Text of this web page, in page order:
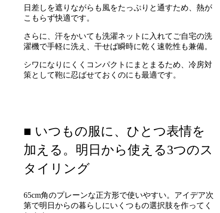
日差しを遮りながらも風をたっぷりと通すため、熱が
こもらず快適です。
さらに、汗をかいても洗濯ネットに入れてご自宅の洗
濯機で手軽に洗え、干せば瞬時に乾く速乾性も兼備。
シワになりにくくコンパクトにまとまるため、冷房対
策として鞄に忍ばせておくのにも最適です。
■ いつもの服に、ひとつ表情を
加える。明日から使える3つのス
タイリング
65cm角のプレーンな正方形で使いやすい。アイデア次
第で明日からの暮らしにいくつもの選択肢を作ってく